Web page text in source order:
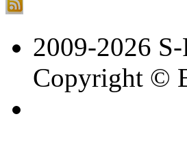
2009-2026
Copyright ©